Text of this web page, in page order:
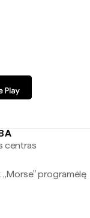
centras
„Morse" programėlę